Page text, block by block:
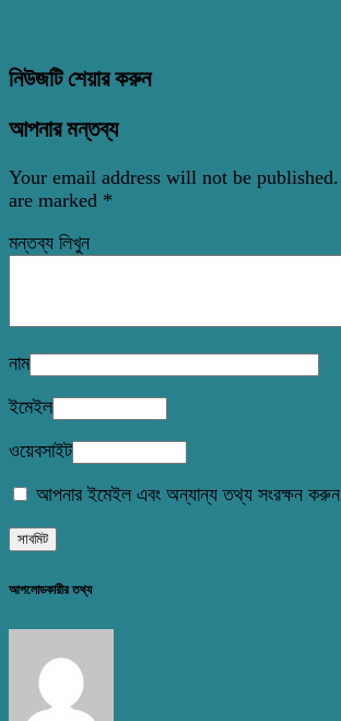
নিউজটি শেয়ার করুন
আপনার মন্তব্য
Your email address will not be published.
are marked *
মন্তব্য লিখুন
নাম
ইমেইল
ওয়েবসাইট
আপনার ইমেইল এবং অন্যান্য তথ্য সংরক্ষন করুন
আপলোডকারীর তথ্য